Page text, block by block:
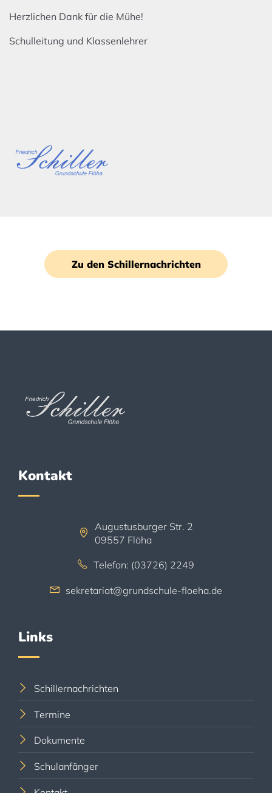
Herzlichen Dank für die Mühe!
Schulleitung und Klassenlehrer
Zu den Schillernachrichten
Kontakt
Augustusburger Str. 2
09557 Flöha
Telefon: (03726) 2249
sekretariat@grundschule-floeha.de
Links
Schillernachrichten
Termine
Dokumente
Schulanfänger